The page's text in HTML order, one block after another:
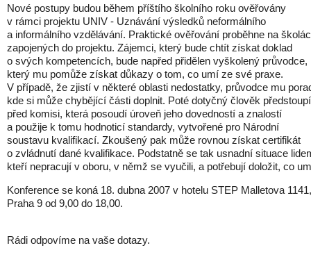
Nové postupy budou během příštího školního roku ověřovány
v rámci projektu UNIV - Uznávání výsledků neformálního
a informálního vzdělávání. Praktické ověřování proběhne na
zapojených do projektu. Zájemci, který bude chtít získat doklad
o svých kompetencích, bude napřed přidělen vyškolený průvodce,
který mu pomůže získat důkazy o tom, co umí ze své praxe.
V případě, že zjistí v některé oblasti nedostatky, průvodce mu
kde si může chybějící části doplnit. Poté dotyčný člověk předstoupí
před komisi, která posoudí úroveň jeho dovedností a znalostí
a použije k tomu hodnoticí standardy, vytvořené pro Národní
soustavu kvalifikací. Zkoušený pak může rovnou získat certifikát
o zvládnutí dané kvalifikace. Podstatně se tak usnadní situace
kteří nepracují v oboru, v němž se vyučili, a potřebují doložit, co
Konference se koná 18. dubna 2007 v hotelu STEP Malletova 1141,
Praha 9 od 9,00 do 18,00.
Rádi odpovíme na vaše dotazy.